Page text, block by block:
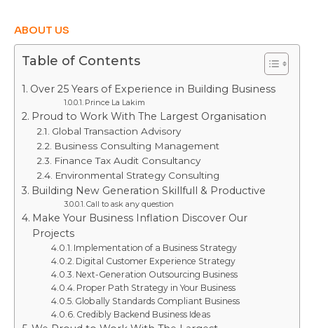
ABOUT US
Table of Contents
Over 25 Years of Experience in Building Business
Prince La Lakim
Proud to Work With The Largest Organisation
Global Transaction Advisory
Business Consulting Management
Finance Tax Audit Consultancy
Environmental Strategy Consulting
Building New Generation Skillfull & Productive
Call to ask any question
Make Your Business Inflation Discover Our
Projects
Implementation of a Business Strategy
Digital Customer Experience Strategy
Next-Generation Outsourcing Business
Proper Path Strategy in Your Business
Globally Standards Compliant Business
Credibly Backend Business Ideas